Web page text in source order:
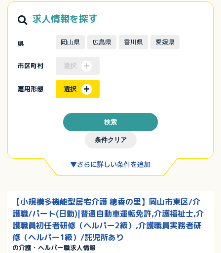
求人情報を探す
県 岡山県 広島県 香川県 愛媛県
市区町村 選択
雇用形態 選択
条件クリア
検索
【小規模多機能型居宅介護 穂香の里】岡山市東区/介
護職/パート(日勤)|普通自動車運転免許,介護福祉士,介
護職員初任者研修（ヘルパー2級）,介護職員実務者研
修（ヘルパー1級）/託児所あり
の介護・ヘルパー職求人情報